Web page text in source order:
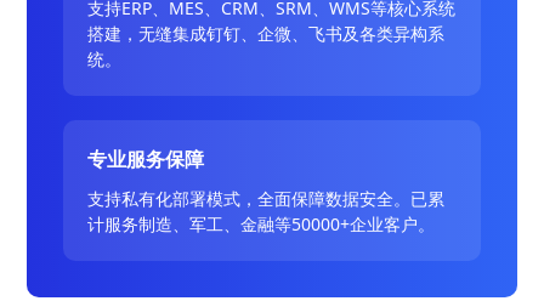
支持ERP、MES、CRM、SRM、WMS等核心系统
搭建，无缝集成钉钉、企微、飞书及各类异构系
统。
专业服务保障
支持私有化部署模式，全面保障数据安全。已累
计服务制造、军工、金融等50000+企业客户。